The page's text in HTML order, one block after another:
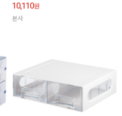
10,110원
본사